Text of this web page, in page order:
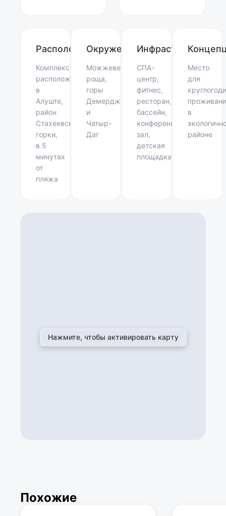
Расположение
Комплекс
расположен
в
Алуште,
район
Стахеевской
горки,
в 5
минутах
от
пляжа
Окружение
Можжевеловая
роща,
горы
Демерджи
и
Чатыр-
Даг
Инфраструктура
СПА-
центр,
фитнес,
ресторан,
бассейн,
конференц-
зал,
детская
площадка
Место
для
в
районе
Похожие